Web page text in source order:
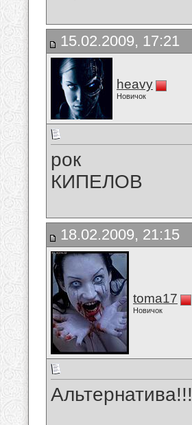
15.02.2009, 17:21
heavy
Новичок
рок
КИПЕЛОВ
18.02.2009, 21:15
toma17
Новичок
Альтернатива!!!